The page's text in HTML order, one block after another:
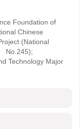
Foundation of
Chinese
(National
No.245);
Technology Major